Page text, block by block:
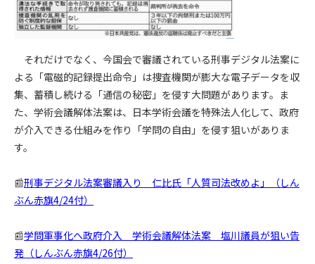
それだけでなく、今国会で審議されている刑事デジタル法案に
よる「電磁的記録提出命令」は捜査機関が膨大な電子データを収
集、蓄積し続ける「通信の秘密」を侵す大問題があります。ま
た、学術会議解体法案は、日本学術会議を特殊法人化して、政府
が介入できる仕組みを作り「学問の自由」を侵す狙いがありま
す。
📰刑事デジタル法案審議入り 仁比氏「人質司法改めよ」（しん
ぶん赤旗4/24付）
📰学問軍事化へ政府介入 学術会議解体法案 塩川議員が狙い告
発（しんぶん赤旗4/26付）